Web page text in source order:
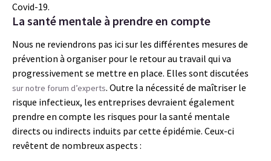
Covid-19.
La santé mentale à prendre en compte
Nous ne reviendrons pas ici sur les différentes mesures de
prévention à organiser pour le retour au travail qui va
progressivement se mettre en place. Elles sont discutées
sur notre forum d’experts. Outre la nécessité de maîtriser le
risque infectieux, les entreprises devraient également
prendre en compte les risques pour la santé mentale
directs ou indirects induits par cette épidémie. Ceux-ci
revêtent de nombreux aspects :